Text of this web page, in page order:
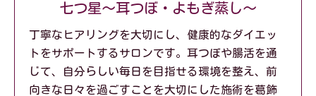
七つ星～耳つぼ・よもぎ蒸し～
丁寧なヒアリングを大切にし、健康的なダイエッ
トをサポートするサロンです。耳つぼや腸活を通
じて、自分らしい毎日を目指せる環境を整え、前
向きな日々を過ごすことを大切にした施術を葛飾